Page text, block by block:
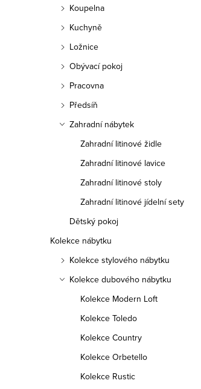
Koupelna
Kuchyně
Ložnice
Obývací pokoj
Pracovna
Předsíň
Zahradní nábytek
Zahradní litinové židle
Zahradní litinové lavice
Zahradní litinové stoly
Zahradní litinové jídelní sety
Dětský pokoj
Kolekce nábytku
Kolekce stylového nábytku
Kolekce dubového nábytku
Kolekce Modern Loft
Kolekce Toledo
Kolekce Country
Kolekce Orbetello
Kolekce Rustic